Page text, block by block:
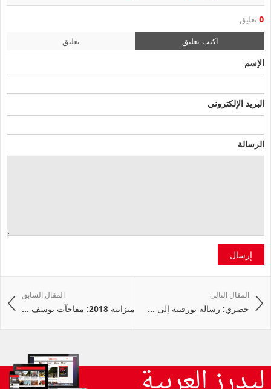
0 تعليق
اكتب تعليق تعليق
الإسم
البريد الإلكتروني
الرسالة
إرسال
المقال السابق
ميزانية 2018: مفاجآت يوسف ...
المقال التالي
حصري: رسالة بورقيبة إلى ...